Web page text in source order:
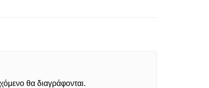
θα διαγράφονται.